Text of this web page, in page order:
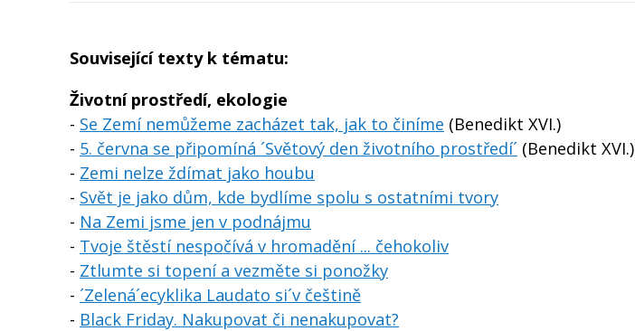
Související texty k tématu:
Životní prostředí, ekologie
- Se Zemí nemůžeme zacházet tak, jak to činíme (Benedikt XVI.)
- 5. června se připomíná ´Světový den životního prostředí´ (Benedikt XVI.)
- Zemi nelze ždímat jako houbu
- Svět je jako dům, kde bydlíme spolu s ostatními tvory
- Na Zemi jsme jen v podnájmu
- Tvoje štěstí nespočívá v hromadění ... čehokoliv
- Ztlumte si topení a vezměte si ponožky
- ´Zelená´ecyklika Laudato si´v češtině
- Black Friday. Nakupovat či nenakupovat?